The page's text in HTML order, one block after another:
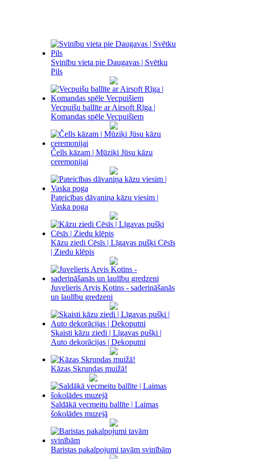
Svinību vieta pie Daugavas | Svētku
Pils
Vecpuišu ballīte ar Airsoft Rīga |
Komandas spēle Vecpuišiem
Čells kāzam | Mūziķi Jūsu kāzu
ceremonijai
Pateicības dāvaniņa kāzu viesim |
Vaska poga
Kāzu ziedi Cēsīs | Līgavas pušķi Cēsīs
| Ziedu klēpis
Juvelieris Arvis Kotins - saderināšanās
un laulību gredzeni
Skaisti kāzu ziedi | Līgavas pušķi |
Auto dekorācijas | Dekoputni
Kāzas Skrundas muižā!
Saldākā vecmeitu ballīte | Laimas
šokolādes muzejā
Baristas pakalpojumi tavām svinībām